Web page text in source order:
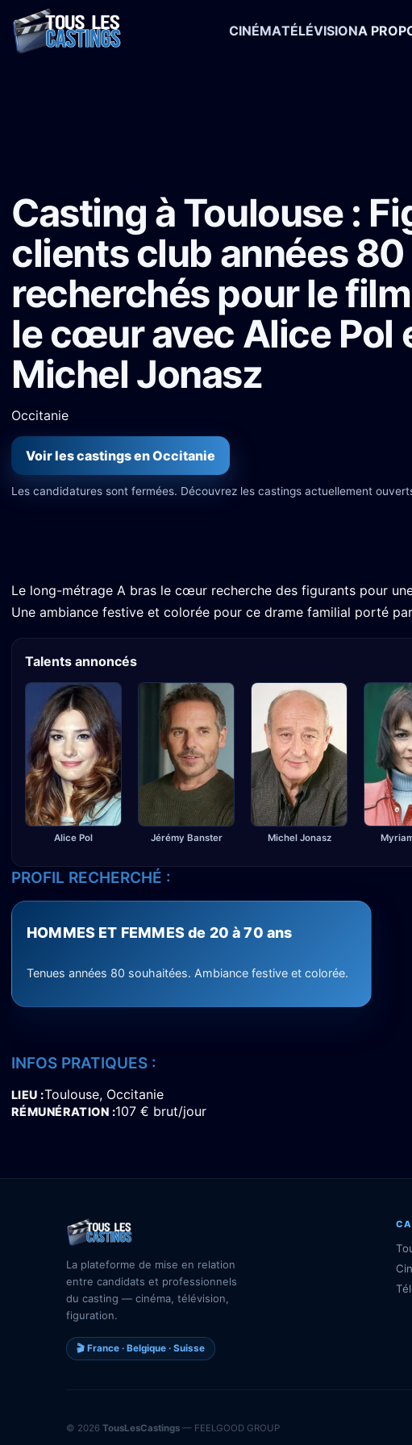
CINÉMATÉLÉVISIONA
Casting à Toulouse :
clients club années 80
recherchés pour le
le cœur avec Alice Pol
Michel Jonasz
Occitanie
Voir les castings en Occitanie
Les candidatures sont fermées. Découvrez les castings actuellement
Le long-métrage A bras le cœur recherche des figurants pour
Une ambiance festive et colorée pour ce drame familial porté
Talents annoncés
Alice Pol Jérémy Banster Michel Jonasz
PROFIL RECHERCHÉ :
HOMMES ET FEMMES de 20 à 70 ans
Tenues années 80 souhaitées. Ambiance festive et colorée.
INFOS PRATIQUES :
LIEU Toulouse, Occitanie
RÉMUNÉRATION 107 € brut/jour
La plateforme de mise en relation
entre candidats et professionnels
du casting — cinéma, télévision,
figuration.
🎬 France · Belgique · Suisse
© 2026 TousLesCastings — FEELGOOD GROUP